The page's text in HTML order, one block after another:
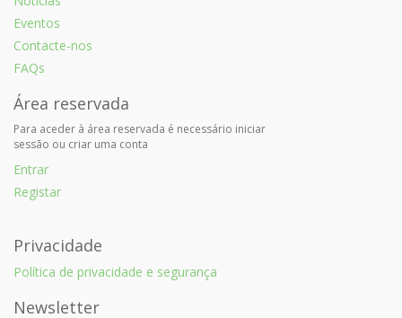
Eventos
Contacte-nos
FAQs
Área reservada
Para aceder à área reservada é necessário iniciar
sessão ou criar uma conta
Entrar
Registar
Privacidade
Política de privacidade e segurança
Newsletter